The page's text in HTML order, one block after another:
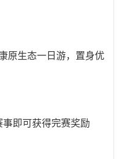
原生态一日游，置身优
即可获得完赛奖励